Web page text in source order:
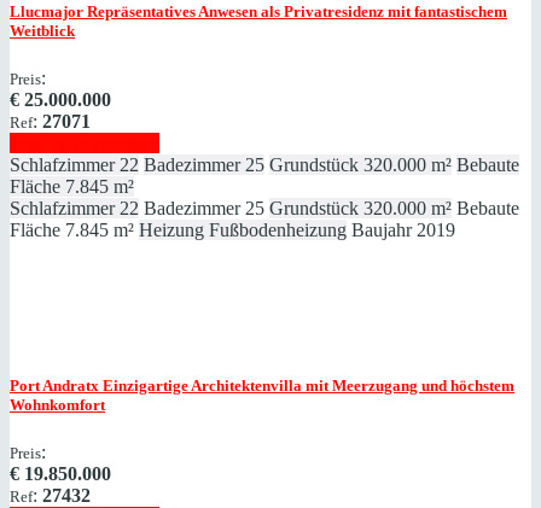
Llucmajor Repräsentatives Anwesen als Privatresidenz mit fantastischem
Weitblick
Preis:
€ 25.000.000
Ref: 27071
Schlafzimmer 22 Badezimmer 25 Grundstück 320.000 m² Bebaute
Fläche 7.845 m²
Schlafzimmer 22 Badezimmer 25 Grundstück 320.000 m² Bebaute
Fläche 7.845 m² Heizung Fußbodenheizung Baujahr 2019
Port Andratx Einzigartige Architektenvilla mit Meerzugang und höchstem
Wohnkomfort
Preis:
€ 19.850.000
Ref: 27432